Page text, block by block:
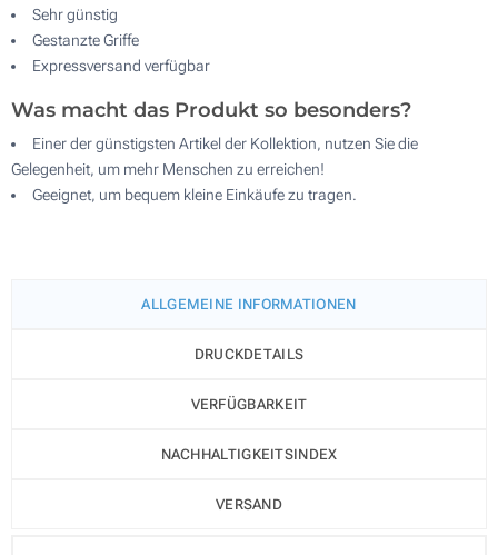
Sehr günstig
Gestanzte Griffe
Expressversand verfügbar
Was macht das Produkt so besonders?
Einer der günstigsten Artikel der Kollektion, nutzen Sie die
Gelegenheit, um mehr Menschen zu erreichen!
Geeignet, um bequem kleine Einkäufe zu tragen.
ALLGEMEINE INFORMATIONEN
DRUCKDETAILS
VERFÜGBARKEIT
NACHHALTIGKEITSINDEX
VERSAND